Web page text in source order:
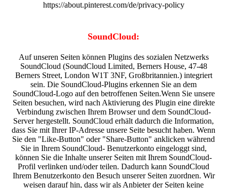
https://about.pinterest.com/de/privacy-policy
SoundCloud:
Auf unseren Seiten können Plugins des sozialen Netzwerks
SoundCloud (SoundCloud Limited, Berners House, 47-48
Berners Street, London W1T 3NF, Großbritannien.) integriert
sein. Die SoundCloud-Plugins erkennen Sie an dem
SoundCloud-Logo auf den betroffenen Seiten.Wenn Sie unsere
Seiten besuchen, wird nach Aktivierung des Plugin eine direkte
Verbindung zwischen Ihrem Browser und dem SoundCloud-
Server hergestellt. SoundCloud erhält dadurch die Information,
dass Sie mit Ihrer IP-Adresse unsere Seite besucht haben. Wenn
Sie den "Like-Button" oder "Share-Button" anklicken während
Sie in Ihrem SoundCloud- Benutzerkonto eingeloggt sind,
können Sie die Inhalte unserer Seiten mit Ihrem SoundCloud-
Profil verlinken und/oder teilen. Dadurch kann SoundCloud
Ihrem Benutzerkonto den Besuch unserer Seiten zuordnen. Wir
weisen darauf hin, dass wir als Anbieter der Seiten keine